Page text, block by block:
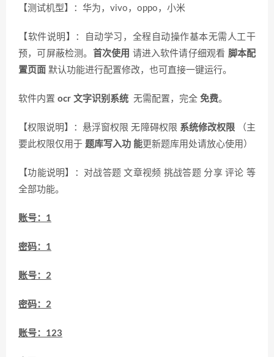
【测试机型】：华为，vivo，oppo，小米
【软件说明】：自动学习，全程自动操作基本无需人工干
预，可屏蔽检测。
首次使用 请进入软件请仔细观看 脚本配
置页面 默认功能进行配置修改，也可直接一键运行。
软件内置 ocr 文字识别系统 无需配置，完全 免费。
【权限说明】：悬浮窗权限 无障碍权限 系统修改权限
（主
要此权限仅用于 题库写入功 能更新题库用处请放心使用）
【功能说明】：对战答题 文章视频 挑战答题 分享 评论 等
全部功能。
账号：1
密码：1
账号：2
密码：2
账号：123